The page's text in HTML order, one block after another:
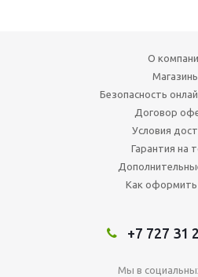
О
Безопасность
Договор
Условия
Гарантия на
Как оформить
+7 727 31
Мы в